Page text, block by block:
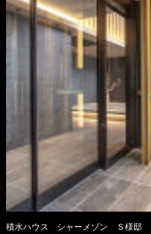
積水ハウス シャーメゾン Ｓ様邸